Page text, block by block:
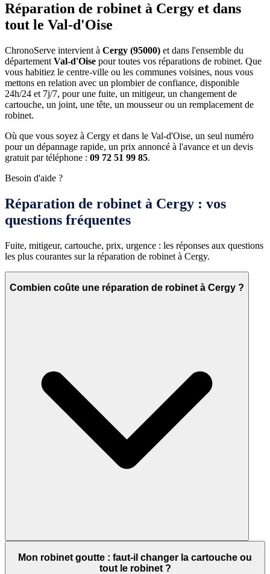
Réparation de robinet à Cergy et dans
tout le Val-d'Oise
ChronoServe intervient à Cergy (95000) et dans l'ensemble du
département Val-d'Oise pour toutes vos réparations de robinet. Que
vous habitiez le centre-ville ou les communes voisines, nous vous
mettons en relation avec un plombier de confiance, disponible
24h/24 et 7j/7, pour une fuite, un mitigeur, un changement de
cartouche, un joint, une tête, un mousseur ou un remplacement de
robinet.
Où que vous soyez à Cergy et dans le Val-d'Oise, un seul numéro
pour un dépannage rapide, un prix annoncé à l'avance et un devis
gratuit par téléphone : 09 72 51 99 85.
Besoin d'aide ?
Réparation de robinet à Cergy : vos
questions fréquentes
Fuite, mitigeur, cartouche, prix, urgence : les réponses aux questions
les plus courantes sur la réparation de robinet à Cergy.
Combien coûte une réparation de robinet à Cergy ?
Mon robinet goutte : faut-il changer la cartouche ou
tout le robinet ?